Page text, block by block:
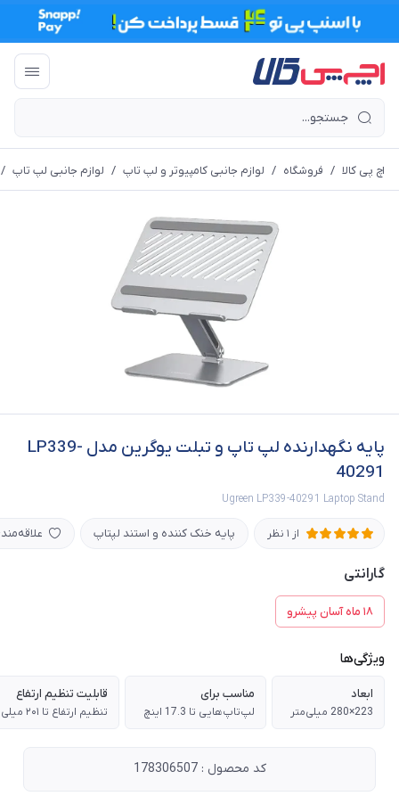
اچ پی کالا / فروشگاه / لوازم جانبی کامپیوتر و لپ تاپ / لوازم جانبی لپ تاپ /
پایه نگهدارنده لپ تاپ و تبلت یوگرین مدل LP339-
40291
Ugreen LP339-40291 Laptop Stand
از 1 نظر پایه خنک کننده و استند لپتاپ
گارانتی
۱۸ ماه آسان پیشرو
ویژگی‌ها
ابعاد
223×280 میلی‌متر
مناسب برای
لپ‌تاپ‌هایی تا 17.3 اینچ
قابلیت تنظیم ارتفاع
تنظیم ارتفاع تا ۲۰۱ میلی متر
کد محصول : 178306507